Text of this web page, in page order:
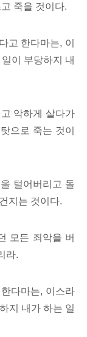
죽을 것이다.
고 한다마는, 이
이 부당하지 내
악하게 살다가
으로 죽는 것이
털어버리고 돌
지는 것이다.
모든 죄악을 버
라.
다마는, 이스라
지 내가 하는 일